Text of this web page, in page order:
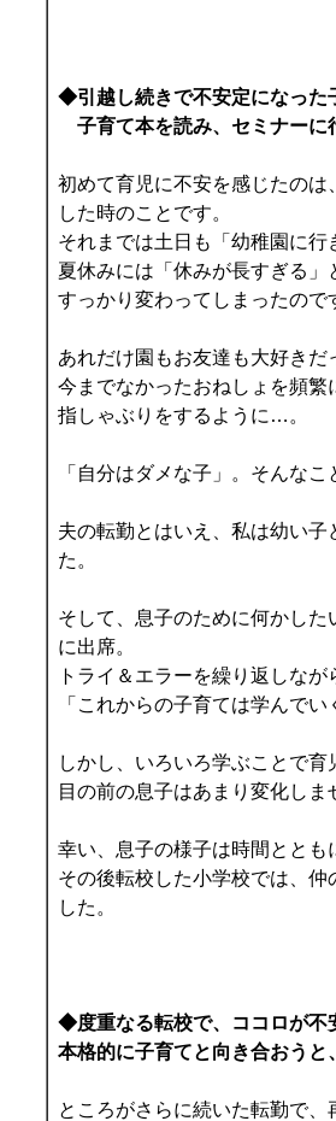
◆引越し続きで不安定になった
子育て本を読み、セミナーに
初めて育児に不安を感じたの
した時のことです。
それまでは土日も「幼稚園に行
夏休みには「休みが長すぎる」
すっかり変わってしまったので
あれだけ園もお友達も大好きだ
今までなかったおねしょを頻繁
指しゃぶりをするように…。
「自分はダメな子」。そんな
夫の転勤とはいえ、私は幼い
た。
そして、息子のために何かし
に出席。
トライ＆エラーを繰り返しなが
「これからの子育ては学んで
しかし、いろいろ学ぶことで
目の前の息子はあまり変化しま
幸い、息子の様子は時間ととも
その後転校した小学校では、仲
した。
◆度重なる転校で、ココロが不
本格的に子育てと向き合おうと
ところがさらに続いた転勤で、